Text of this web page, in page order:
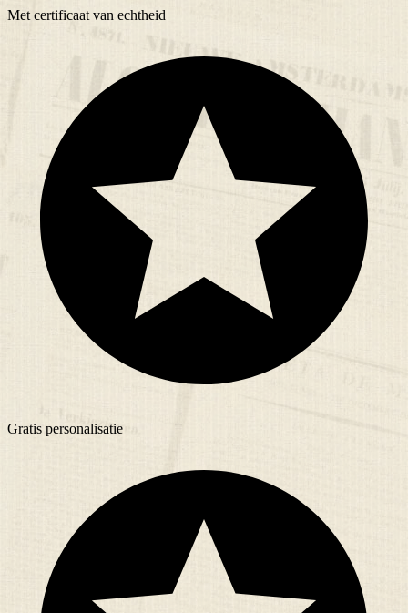
Met certificaat van echtheid
Gratis personalisatie